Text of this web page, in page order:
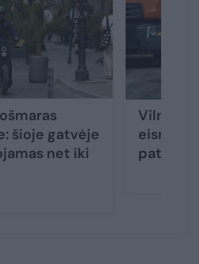
šioje gatvėje
net iki
Vilniaus
eismas
pat